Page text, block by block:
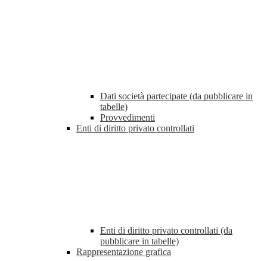
Dati società partecipate (da pubblicare in
tabelle)
Provvedimenti
Enti di diritto privato controllati
Enti di diritto privato controllati (da
pubblicare in tabelle)
Rappresentazione grafica